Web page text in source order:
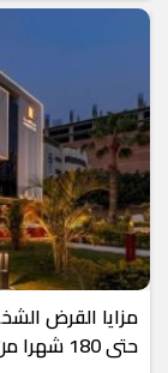
مزايا القرض
حتى 180 شهرا من بنك القاهرة